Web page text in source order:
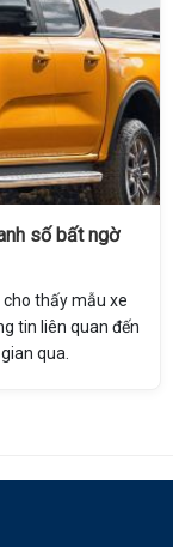
số bất ngờ
thấy mẫu xe
tin liên quan đến
qua.